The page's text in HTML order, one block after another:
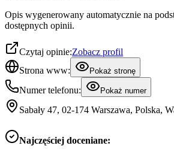
Opis wygenerowany automatycznie na
dostępnych opinii.
Czytaj opinie:Zobacz profil
Strona www:
Pokaż stronę
Numer telefonu: Pokaż numer
Sabały 47, 02-174 Warszawa, Polska,
Najczęściej doceniane: